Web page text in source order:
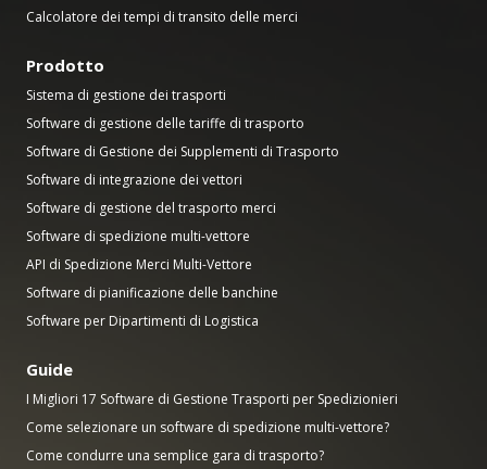
Calcolatore dei tempi di transito delle merci
Prodotto
Sistema di gestione dei trasporti
Software di gestione delle tariffe di trasporto
Software di Gestione dei Supplementi di Trasporto
Software di integrazione dei vettori
Software di gestione del trasporto merci
Software di spedizione multi-vettore
API di Spedizione Merci Multi-Vettore
Software di pianificazione delle banchine
Software per Dipartimenti di Logistica
Guide
I Migliori 17 Software di Gestione Trasporti per Spedizionieri
Come selezionare un software di spedizione multi-vettore?
Come condurre una semplice gara di trasporto?